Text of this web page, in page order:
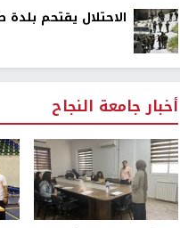
الاحتلال يقتحم
أخبار جامعة النجاح